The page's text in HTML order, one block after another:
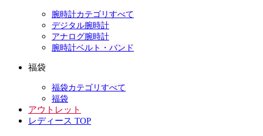
腕時計カテゴリすべて
デジタル腕時計
アナログ腕時計
腕時計ベルト・バンド
福袋
福袋カテゴリすべて
福袋
アウトレット
レディース TOP